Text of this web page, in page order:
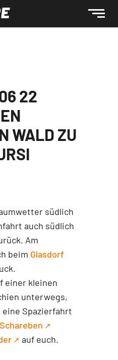
22
WALD ZU
südlich
auch südlich
Am
beim Glasdorf
einer kleinen
unterwegs,
eine Spazierfahrt
auf euch.